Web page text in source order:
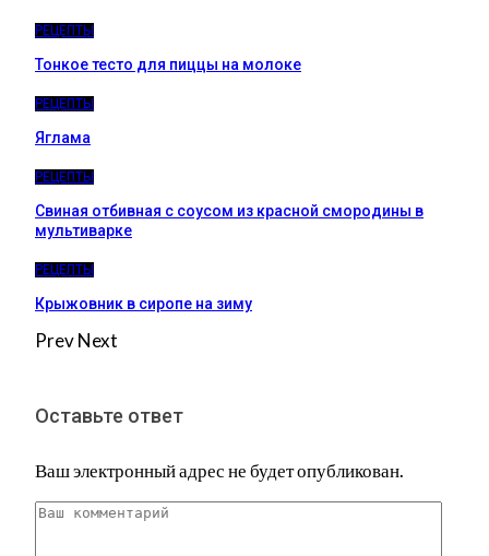
РЕЦЕПТЫ
Тонкое тесто для пиццы на молоке
РЕЦЕПТЫ
Яглама
РЕЦЕПТЫ
Свиная отбивная с соусом из красной смородины в
мультиварке
РЕЦЕПТЫ
Крыжовник в сиропе на зиму
PrevNext
Оставьте ответ
Ваш электронный адрес не будет опубликован.